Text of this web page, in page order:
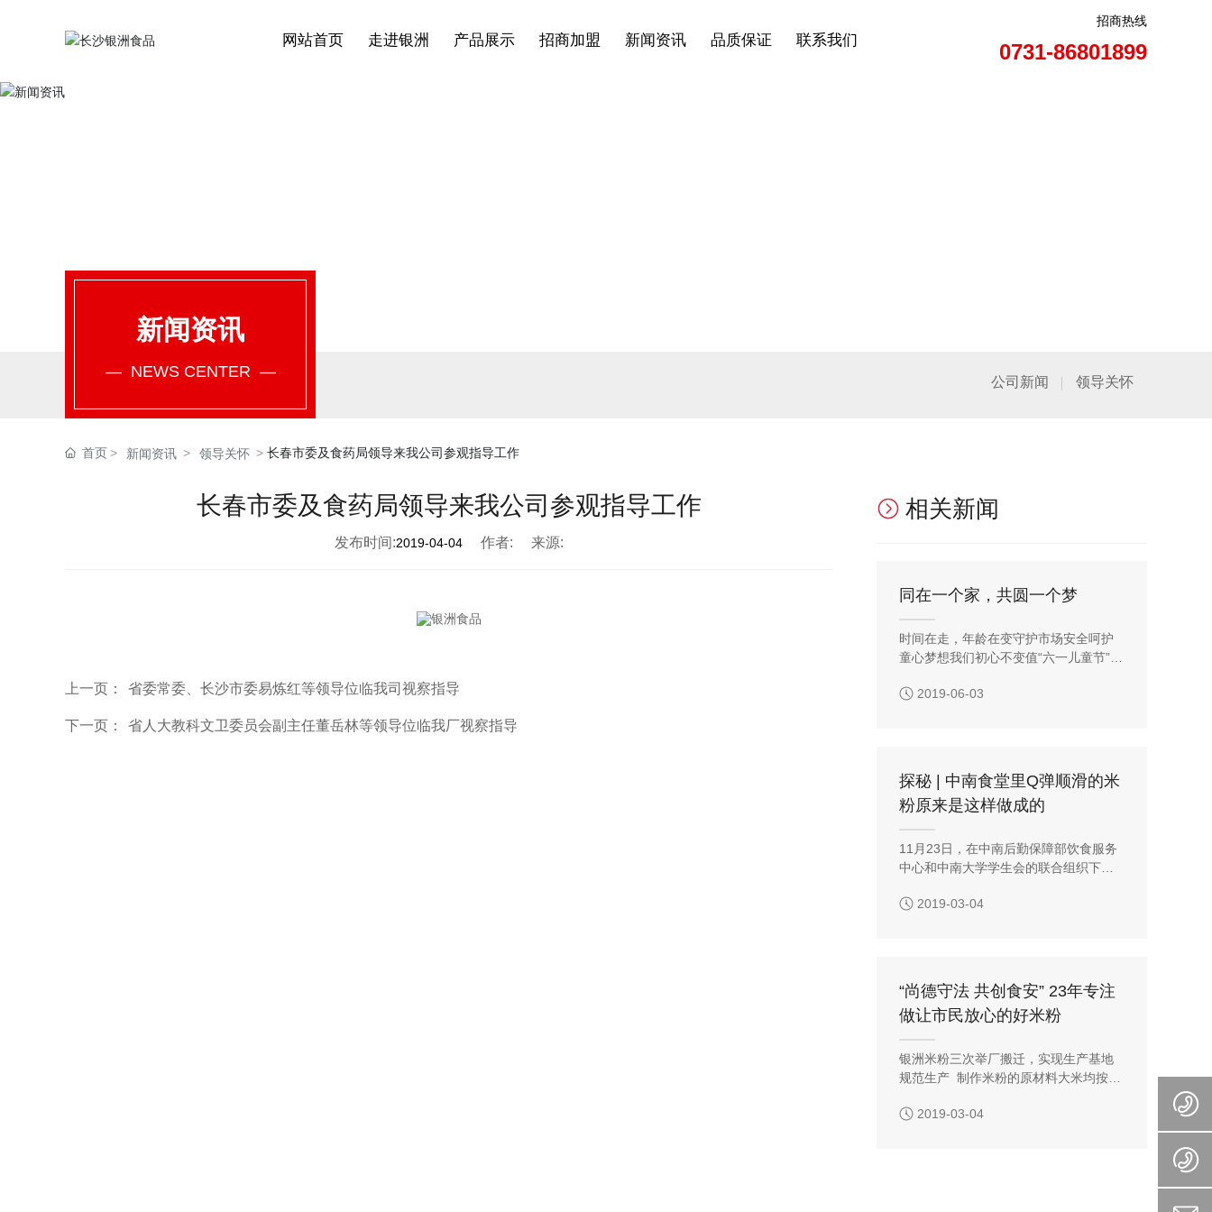
网站首页 走进银洲 产品展示 招商加盟 新闻资讯 品质保证 联系我们
招商热线
0731-86801899
新闻资讯
— NEWS CENTER —
公司新闻 领导关怀
首页 新闻资讯 领导关怀 长春市委及食药局领导来我公司参观指导工作
长春市委及食药局领导来我公司参观指导工作
发布时间:2019-04-04 作者: 来源:
上一页： 省委常委、长沙市委易炼红等领导位临我司视察指导
下一页： 省人大教科文卫委员会副主任董岳林等领导位临我厂视察指导
相关新闻
同在一个家，共圆一个梦
时间在走，年龄在变守护市场安全呵护
童心梦想我们初心不变值“六一儿童节”到
区开展了“同在一个家，共圆一个梦”六一
2019-06-03
探秘 | 中南食堂里Q弹顺滑的米
粉原来是这样做成的
11月23日，在中南后勤保障部饮食服务
中心和中南大学学生会的联合组织下，
料供应企业——长沙银洲食品有限公
堂里银洲生产的米粉之后，简直爱到丧
失组织语言的能力！接下来就与校会君
一起来看看，爽滑、劲道、不断条、不
糊汤的米粉是怎么做出来的吧！ 首先我
们参观了原料仓库，
2019-03-04
“尚德守法 共创食安” 23年专注
做让市民放心的好米粉
银洲米粉三次举厂搬迁，实现生产基地
规范生产 制作米粉的原材料大米均按批
附质监部门出具的检验报告单 集中生产
2019-03-04